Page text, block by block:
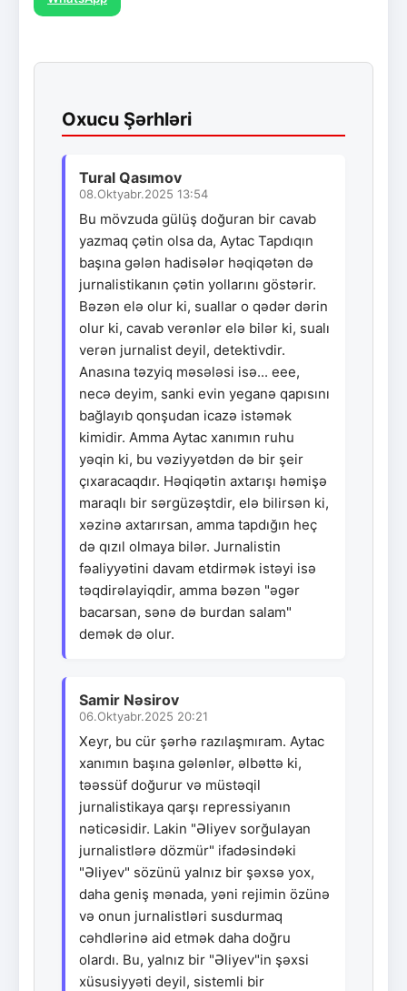
Oxucu Şərhləri
Tural Qasımov
08.Oktyabr.2025 13:54
Bu mövzuda gülüş doğuran bir cavab
yazmaq çətin olsa da, Aytac Tapdıqın
başına gələn hadisələr həqiqətən də
jurnalistikanın çətin yollarını göstərir.
Bəzən elə olur ki, suallar o qədər dərin
olur ki, cavab verənlər elə bilər ki, sualı
verən jurnalist deyil, detektivdir.
Anasına təzyiq məsələsi isə... eee,
necə deyim, sanki evin yeganə qapısını
bağlayıb qonşudan icazə istəmək
kimidir. Amma Aytac xanımın ruhu
yəqin ki, bu vəziyyətdən də bir şeir
çıxaracaqdır. Həqiqətin axtarışı həmişə
maraqlı bir sərgüzəştdir, elə bilirsən ki,
xəzinə axtarırsan, amma tapdığın heç
də qızıl olmaya bilər. Jurnalistin
fəaliyyətini davam etdirmək istəyi isə
təqdirəlayiqdir, amma bəzən "əgər
bacarsan, sənə də burdan salam"
demək də olur.
Samir Nəsirov
06.Oktyabr.2025 20:21
Xeyr, bu cür şərhə razılaşmıram. Aytac
xanımın başına gələnlər, əlbəttə ki,
təəssüf doğurur və müstəqil
jurnalistikaya qarşı repressiyanın
nəticəsidir. Lakin "Əliyev sorğulayan
jurnalistlərə dözmür" ifadəsindəki
"Əliyev" sözünü yalnız bir şəxsə yox,
daha geniş mənada, yəni rejimin özünə
və onun jurnalistləri susdurmaq
cəhdlərinə aid etmək daha doğru
olardı. Bu, yalnız bir "Əliyev"in şəxsi
xüsusiyyəti deyil, sistemli bir